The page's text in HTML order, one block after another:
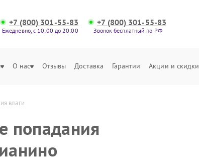
+7 (800) 301-55-83
Ежедневно, с 10:00 до 20:00
+7 (800) 301-55-83
Звонок бесплатный по РФ
О нас Отзывы Доставка Гарантии Акции и скидки
влаги
попадания